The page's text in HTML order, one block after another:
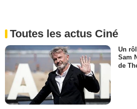
Toutes les actus Ciné
Un
Sam
de